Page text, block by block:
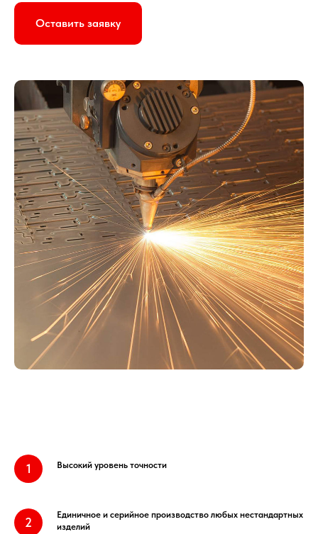
Оставить заявку
Высокий уровень точности
Единичное и серийное производство любых нестандартных
изделий